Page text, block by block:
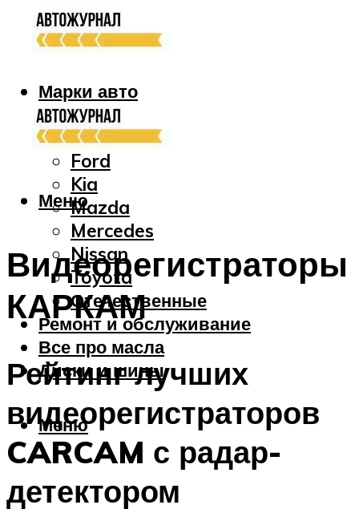
Марки авто
Audi
Bmw
Ford
Kia
Mazda
Mercedes
Nissan
Toyota
Отечественные
Ремонт и обслуживание
Все про масла
Диски и шины
Меню
Меню
Видеорегистраторы
КАРКАМ
Рейтинг лучших
видеорегистраторов
CARCAM с радар-
детектором